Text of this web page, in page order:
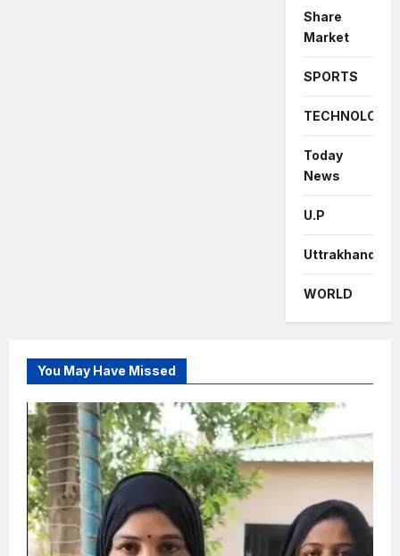
Share
Market
SPORTS
TECHNOLOGY
Today
News
U.P
Uttrakhand
WORLD
You May Have Missed